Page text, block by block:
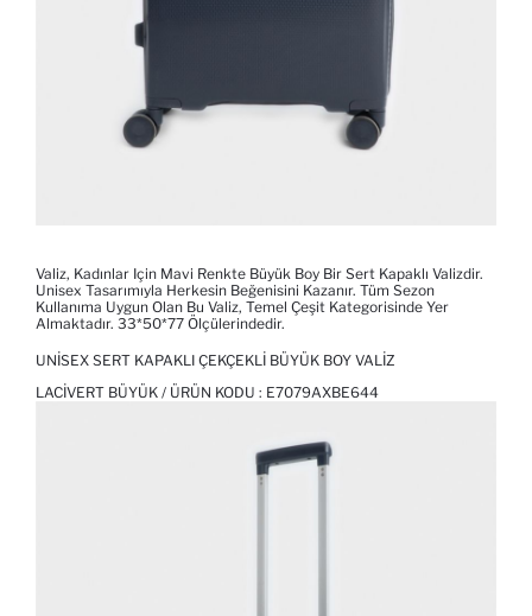
Valiz, Kadınlar Için Mavi Renkte Büyük Boy Bir Sert Kapaklı Valizdir.
Unisex Tasarımıyla Herkesin Beğenisini Kazanır. Tüm Sezon
Kullanıma Uygun Olan Bu Valiz, Temel Çeşit Kategorisinde Yer
Almaktadır. 33*50*77 Ölçülerindedir.
UNISEX SERT KAPAKLI ÇEKÇEKLI BÜYÜK BOY VALIZ
LACIVERT BÜYÜK / ÜRÜN KODU : E7079AXBE644